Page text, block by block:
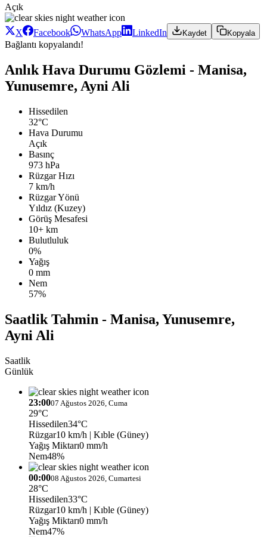
Açık
X Facebook WhatsApp LinkedIn Kaydet Kopyala
Bağlantı kopyalandı!
Anlık Hava Durumu Gözlemi - Manisa,
Yunusemre, Ayni Ali
Hissedilen
32°C
Hava Durumu
Açık
Basınç
973 hPa
Rüzgar Hızı
7 km/h
Rüzgar Yönü
Yıldız (Kuzey)
Görüş Mesafesi
10+ km
Bulutluluk
0%
Yağış
0 mm
Nem
57%
Saatlik Tahmin - Manisa, Yunusemre,
Ayni Ali
Saatlik
Günlük
23:0007 Ağustos 2026, Cuma
29°C
Hissedilen34°C
Rüzgar10 km/h | Kıble (Güney)
Yağış Miktarı0 mm/h
Nem48%
00:0008 Ağustos 2026, Cumartesi
28°C
Hissedilen33°C
Rüzgar10 km/h | Kıble (Güney)
Yağış Miktarı0 mm/h
Nem47%